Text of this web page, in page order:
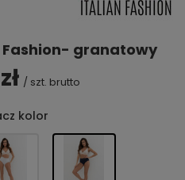
granatowy
/ szt. brutto
kolor